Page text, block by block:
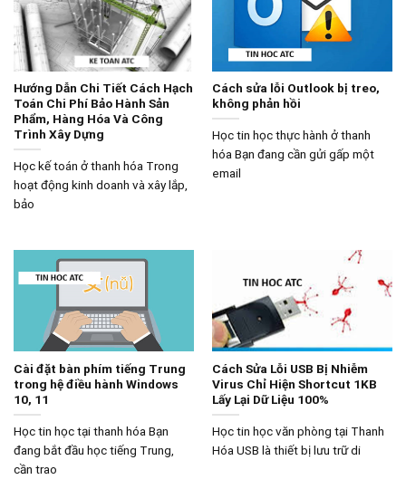
Hướng Dẫn Chi Tiết Cách Hạch
Toán Chi Phí Bảo Hành Sản
Phẩm, Hàng Hóa Và Công
Trình Xây Dựng
Học kế toán ở thanh hóa Trong
hoạt động kinh doanh và xây lắp,
bảo
Cách sửa lỗi Outlook bị treo,
không phản hồi
Học tin học thực hành ở thanh
hóa Bạn đang cần gửi gấp một
email
Cài đặt bàn phím tiếng Trung
trong hệ điều hành Windows
10, 11
Học tin học tại thanh hóa Bạn
đang bắt đầu học tiếng Trung,
cần trao
Cách Sửa Lỗi USB Bị Nhiễm
Virus Chỉ Hiện Shortcut 1KB
Lấy Lại Dữ Liệu 100%
Học tin học văn phòng tại Thanh
Hóa USB là thiết bị lưu trữ di